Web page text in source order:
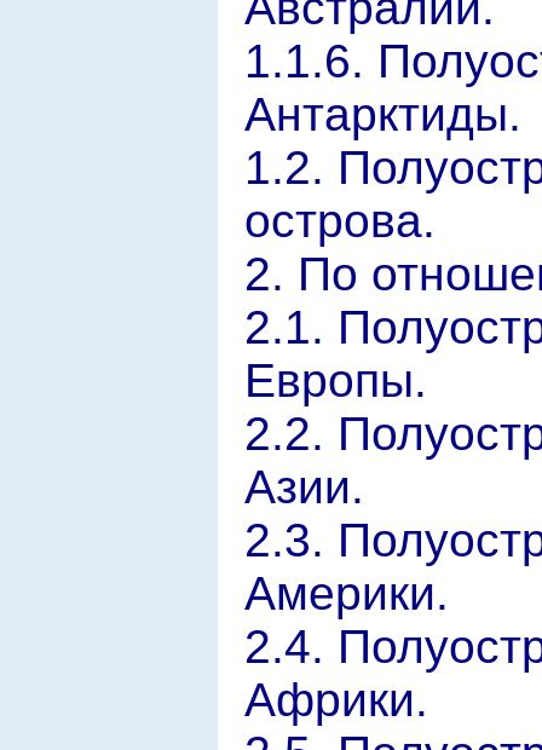
1.1.6.
Антарктиды.
1.2.
острова.
2. По
2.1.
Европы.
2.2.
Азии.
2.3.
Америки.
2.4.
Африки.